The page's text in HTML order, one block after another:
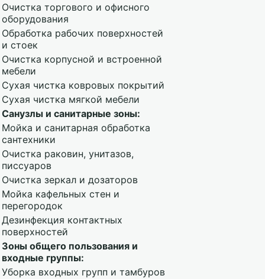
Очистка торгового и офисного
оборудования
Обработка рабочих поверхностей
и стоек
Очистка корпусной и встроенной
мебели
Сухая чистка ковровых покрытий
Сухая чистка мягкой мебели
Санузлы и санитарные зоны:
Мойка и санитарная обработка
сантехники
Очистка раковин, унитазов,
писсуаров
Очистка зеркал и дозаторов
Мойка кафельных стен и
перегородок
Дезинфекция контактных
поверхностей
Зоны общего пользования и
входные группы:
Уборка входных групп и тамбуров